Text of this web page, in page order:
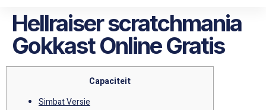
Hellraiser scratchmania
Gokkast Online Gratis
Capaciteit
Simbat Versie